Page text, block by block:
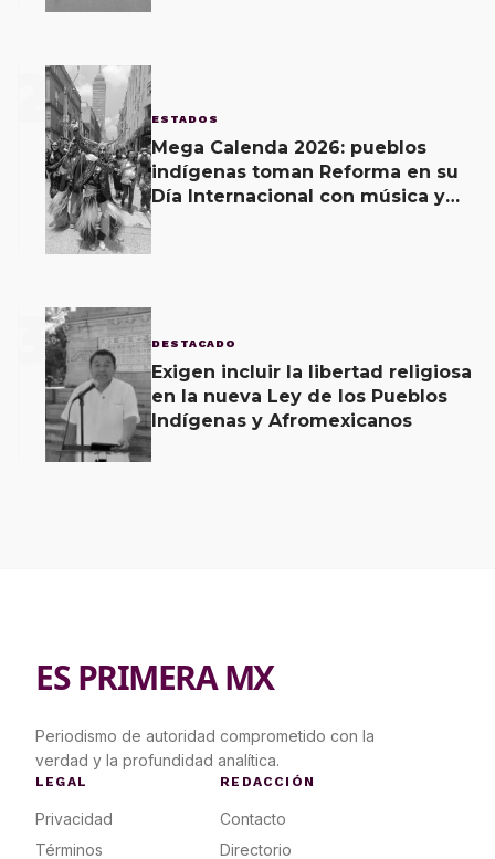
2 ESTADOS
Mega Calenda 2026: pueblos
indígenas toman Reforma en su
Día Internacional con música y
3 DESTACADO
Exigen incluir la libertad religiosa
en la nueva Ley de los Pueblos
Indígenas y Afromexicanos
ES PRIMERA MX
Periodismo de autoridad comprometido con la
verdad y la profundidad analítica.
LEGAL
Privacidad
Términos
REDACCIÓN
Contacto
Directorio